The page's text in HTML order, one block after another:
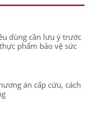
dùng cần lưu ý trước
phẩm bảo vệ sức
án cấp cứu, cách